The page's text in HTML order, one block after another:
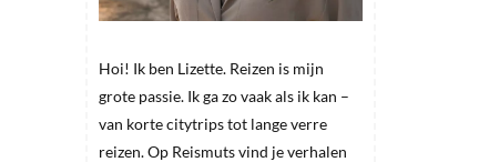
Hoi! Ik ben Lizette. Reizen is mijn
grote passie. Ik ga zo vaak als ik kan –
van korte citytrips tot lange verre
reizen. Op Reismuts vind je verhalen